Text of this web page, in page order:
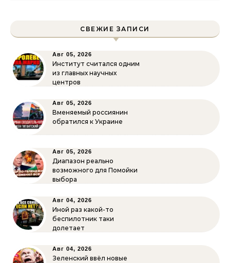
СВЕЖИЕ ЗАПИСИ
Авг 05, 2026
Институт считался одним
из главных научных
центров
Авг 05, 2026
Вменяемый россиянин
обратился к Украине
Авг 05, 2026
Диапазон реально
возможного для Помойки
выбора
Авг 04, 2026
Иной раз какой-то
беспилотник таки
долетает
Авг 04, 2026
Зеленский ввёл новые